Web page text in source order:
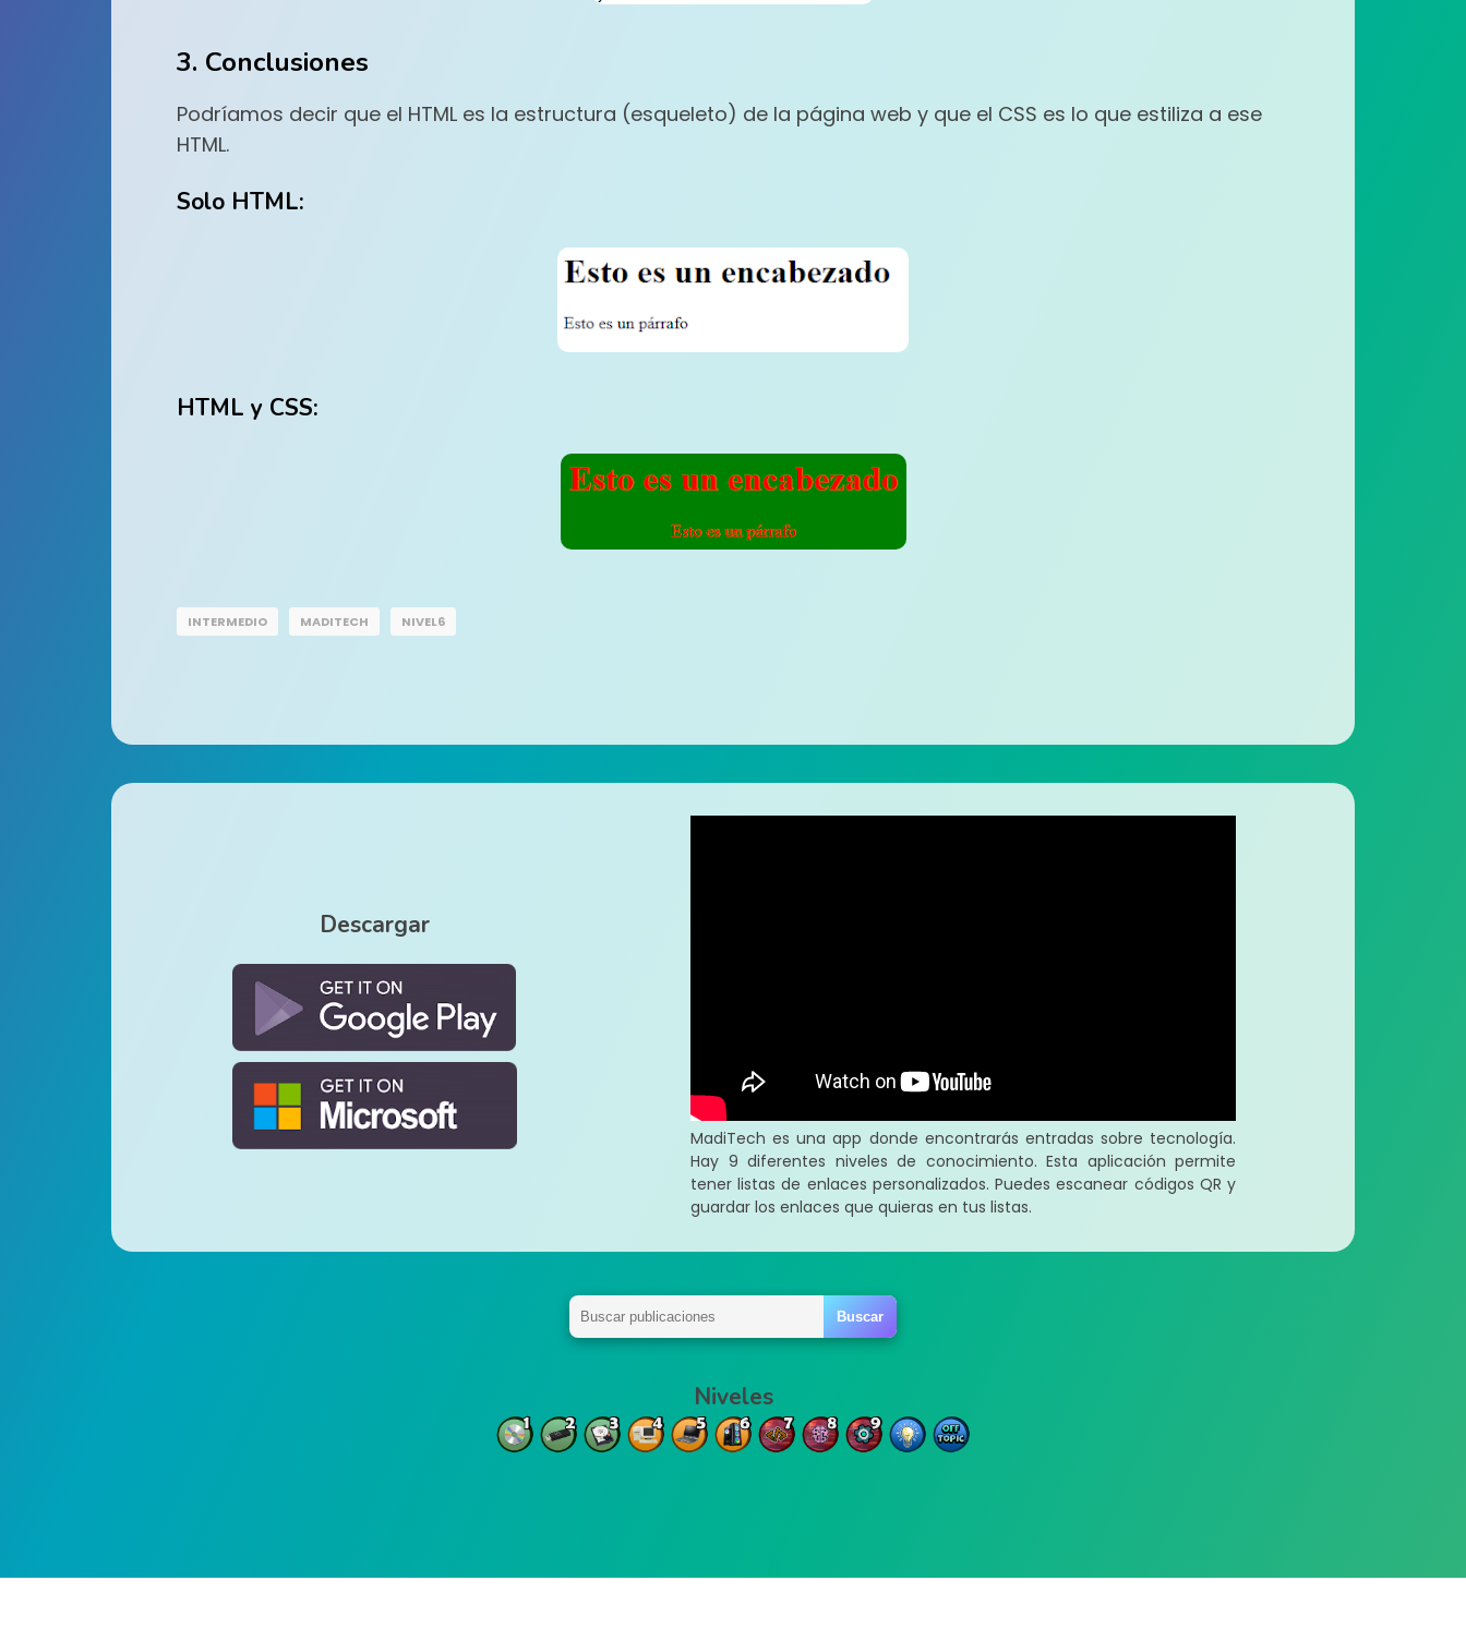
3. Conclusiones
Podríamos decir que el HTML es la estructura (esqueleto) de la página web y que el CSS es lo que estiliza a ese
HTML.
Solo HTML:
HTML y CSS:
INTERMEDIO MADITECH NIVEL6
Descargar
MadiTech es una app donde encontrarás entradas sobre tecnología.
Hay 9 diferentes niveles de conocimiento. Esta aplicación permite
tener listas de enlaces personalizados. Puedes escanear códigos QR y
guardar los enlaces que quieras en tus listas.
Niveles